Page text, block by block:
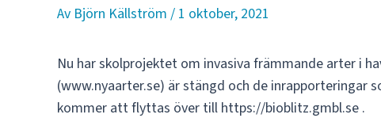
Av Björn Källström / 1 oktober, 2021
Nu har skolprojektet om invasiva främmande arter i
(www.nyaarter.se) är stängd och de inrapporteringar
kommer att flyttas över till https://bioblitz.gmbl.se .